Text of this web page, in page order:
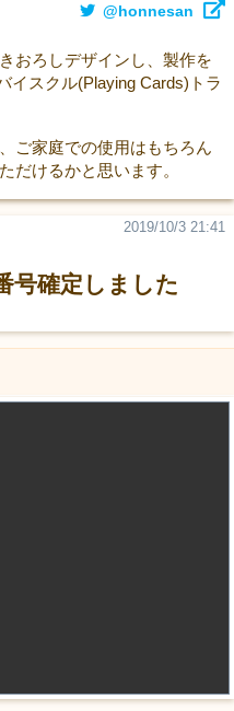
@honnesan
おろしデザインし、製作を
イスクル(Playing Cards)トラ
ご家庭での使用はもちろん
だけるかと思います。
号確定しました
2019/10/3 21:41